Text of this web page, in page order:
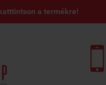
a termékre!
